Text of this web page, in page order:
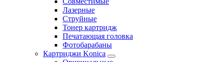
Лазерные
Струйные
Тонер картридж
Печатающая головка
Фотобарабаны
Картриджи Konica